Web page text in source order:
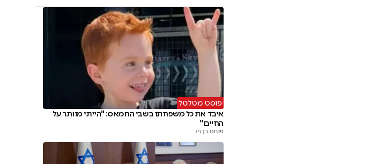
פוסט מטלטל
איבד את כל משפחתו בשבי החמאס: "הייתי מוותר על
החיים"
פנחס בן זיו